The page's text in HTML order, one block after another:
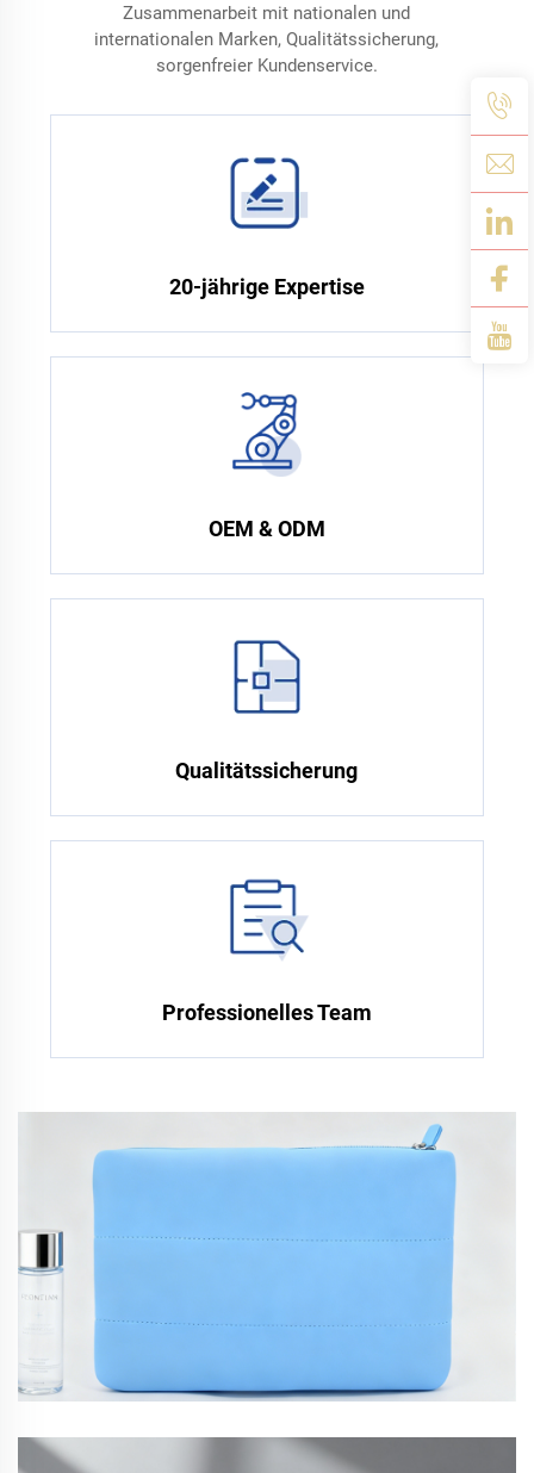
Zusammenarbeit mit nationalen und
internationalen Marken, Qualitätssicherung,
sorgenfreier Kundenservice.
20-jährige Expertise
OEM & ODM
Qualitätssicherung
Professionelles Team
neopren-Schminktasche